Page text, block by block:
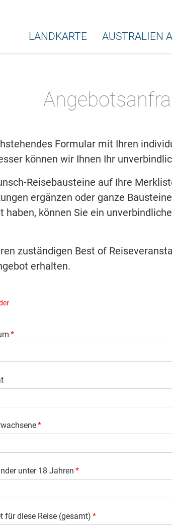
LANDKARTE AUSTRALIEN
Formular mit Ihren
können wir Ihnen Ihr
Reisebausteine auf Ihre
ergänzen oder ganze
können Sie ein
zuständigen Best of
erhalten.
*
*
unter 18 Jahren *
für diese Reise (gesamt) *